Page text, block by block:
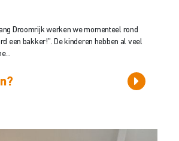
Droomrijk werken we momenteel rond
een bakker!”. De kinderen hebben al veel